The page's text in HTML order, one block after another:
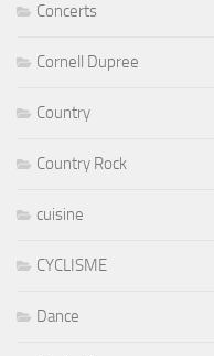
Concerts
Cornell Dupree
Country
Country Rock
cuisine
CYCLISME
Dance